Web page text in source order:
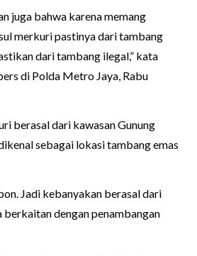
juga bahwa karena memang
merkuri pastinya dari tambang
dari tambang ilegal,” kata
di Polda Metro Jaya, Rabu
berasal dari kawasan Gunung
sebagai lokasi tambang emas
Jadi kebanyakan berasal dari
berkaitan dengan penambangan